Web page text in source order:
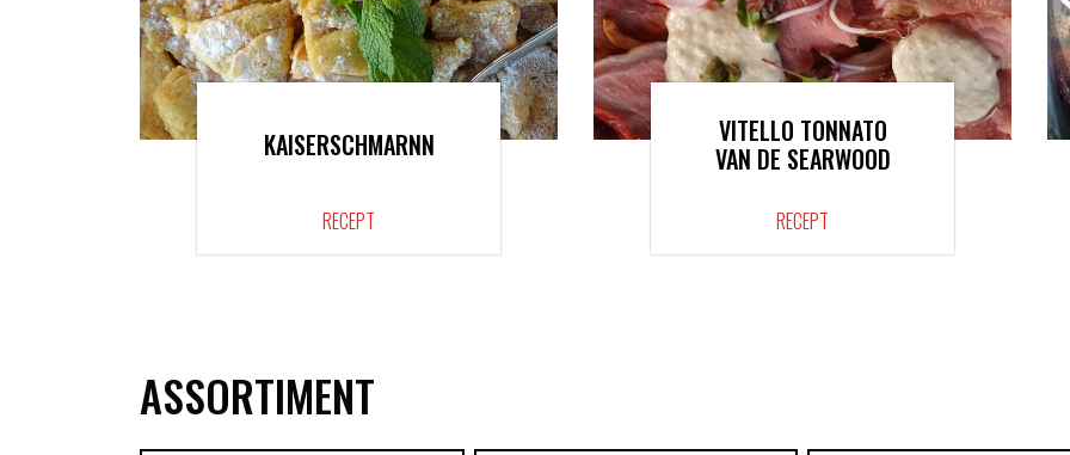
KAISERSCHMARNN
RECEPT
VITELLO TONNATO
VAN DE SEARWOOD
RECEPT
ASSORTIMENT